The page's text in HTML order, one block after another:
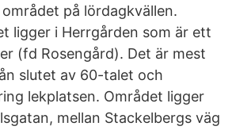
på lördagkvällen.
ligger i Herrgården som är ett
(fd Rosengård). Det är mest
slutet av 60-talet och
lekplatsen. Området ligger
mellan Stackelbergs väg